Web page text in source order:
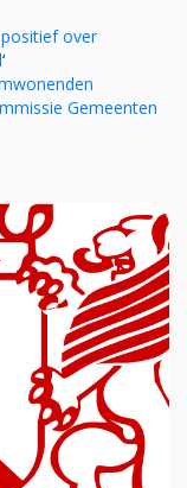
over
‘
Gemeenten